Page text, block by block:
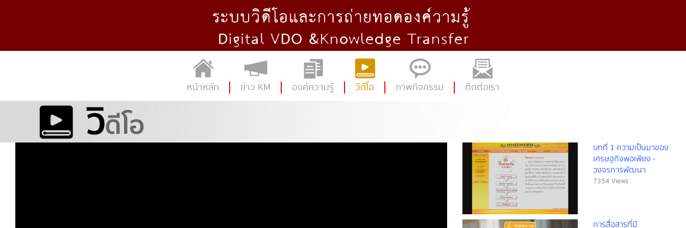
หน้าหลัก ข่าว KM องค์ความรู้ วีดีโอ ภาพกิจกรรม ติดต่อเรา
บทที่ 1 ความเป็นมาของ
เศรษฐกิจพอเพียง -
วงจรการพัฒนา
7354 Views
การสื่อสารที่มี